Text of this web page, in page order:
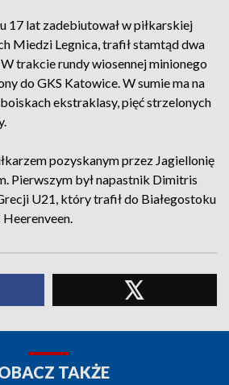
17 lat zadebiutował w piłkarskiej
Miedzi Legnica, trafił stamtąd dwa
trakcie rundy wiosennej minionego
do GKS Katowice. W sumie ma na
ekstraklasy, pięć strzelonych
pozyskanym przez Jagiellonię
Pierwszym był napastnik Dimitris
U21, który trafił do Białegostoku
TAKŻE